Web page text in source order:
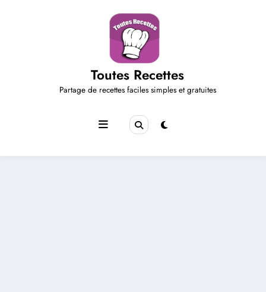
Toutes Recettes
Partage de recettes faciles simples et gratuites